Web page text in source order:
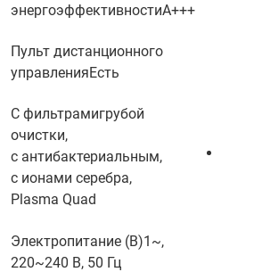
энергоэффективностиA+++
Пульт дистанционного
управленияЕсть
С фильтрамигрубой
очистки,
с антибактериальным,
с ионами серебра,
Plasma Quad
Электропитание (В)1~,
220~240 В, 50 Гц